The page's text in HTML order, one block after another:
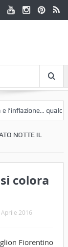
qualche
NOTTE IL
colora
Aprile 2016
Fiorentino